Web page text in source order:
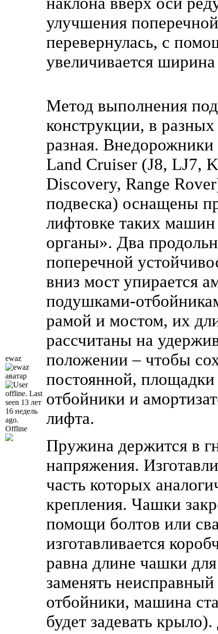
ewaz
Offline
улучшения
перевернулась, с
увеличивается
Метод выполнения
конструкции, в
разная.
Land Cruiser (J8, LJ7,
Discovery, Range
подвеска) оснащены
лифтовке таких машин
органы». Два
поперечной
вниз мост упирается
подушками-
рамой и мостом, их
рассчитаны на
положении – чтобы
постоянной,
отбойники и
лифта.
Пружина держится в
напряжения.
часть которых
крепления. Чашки
помощи болтов или
изготавливается
равна длине чашки
заменять
отбойники, машина
будет задевать